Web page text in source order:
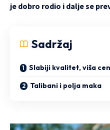
je dobro rodio i dalje se
Sadržaj
Slabiji kvalitet, viša
Talibani i polja maka